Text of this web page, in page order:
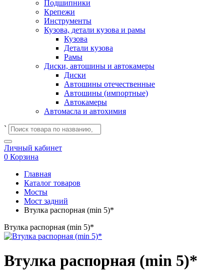
Подшипники
Крепежи
Инструменты
Кузова, детали кузова и рамы
Кузова
Детали кузова
Рамы
Диски, автошины и автокамеры
Диски
Автошины отечественные
Автошины (импортные)
Автокамеры
Автомасла и автохимия
`
Личный кабинет
0 Корзина
Главная
Каталог товаров
Мосты
Мост задний
Втулка распорная (min 5)*
Втулка распорная (min 5)*
Втулка распорная (min 5)*